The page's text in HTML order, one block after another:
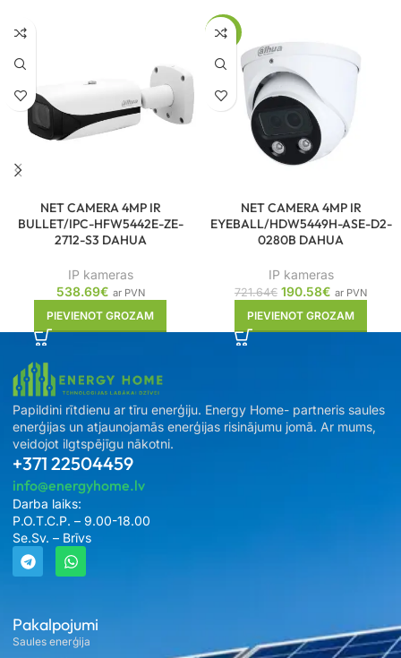
NET CAMERA 4MP IR
BULLET/IPC-HFW5442E-ZE-
2712-S3 DAHUA
IP kameras
538.69€ ar PVN
PIEVIENOT GROZAM
-74%
NET CAMERA 4MP IR
EYEBALL/HDW5449H-ASE-D2-
0280B DAHUA
IP kameras
721.64€ 190.58€ ar PVN
PIEVIENOT GROZAM
Pakalpojumi
Saules enerģija
Papildini rītdienu ar tīru enerģiju. Energy Home- partneris saules
enerģijas un atjaunojamās enerģijas risinājumu jomā. Ar mums,
veidojot ilgtspējīgu nākotni.
+371 22504459
info@energyhome.lv
Darba laiks:
P.O.T.C.P. – 9.00-18.00
Se.Sv. – Brīvs